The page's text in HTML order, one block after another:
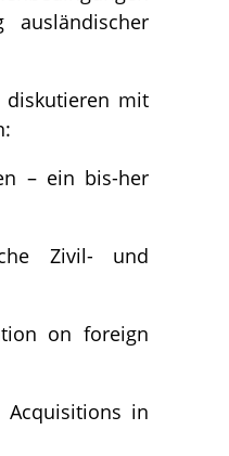
diskutieren mit
– ein bis-her
Zivil- und
on foreign
Acquisitions in